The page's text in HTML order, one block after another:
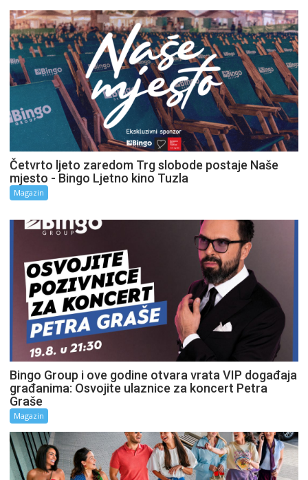
Četvrto ljeto zaredom Trg slobode postaje Naše
mjesto - Bingo Ljetno kino Tuzla
Magazin
Bingo Group i ove godine otvara vrata VIP događaja
građanima: Osvojite ulaznice za koncert Petra
Graše
Magazin